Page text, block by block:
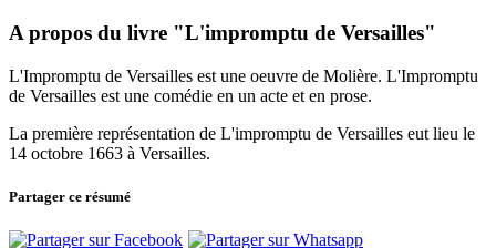
A propos du livre "L'impromptu de Versailles"
L'Impromptu de Versailles est une oeuvre de Molière. L'Impromptu
de Versailles est une comédie en un acte et en prose.
La première représentation de L'impromptu de Versailles eut lieu le
14 octobre 1663 à Versailles.
Partager ce résumé